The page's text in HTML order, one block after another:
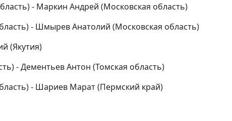
- Маркин Андрей (Московская область)
- Шмырев Анатолий (Московская область)
(Якутия)
- Дементьев Антон (Томская область)
- Шариев Марат (Пермский край)